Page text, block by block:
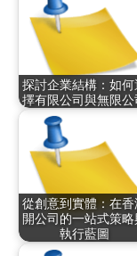
探討企業結構：如何
擇有限公司與無限公
從創意到實體：在香
開公司的一站式策略
執行藍圖